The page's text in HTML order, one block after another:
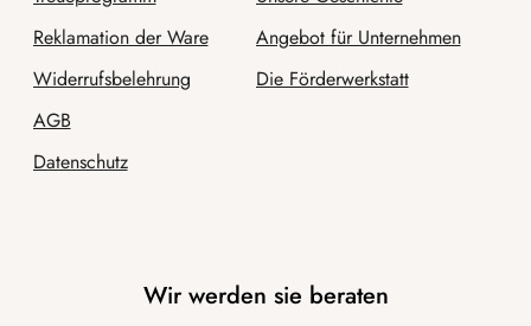
Reklamation der Ware
Widerrufsbelehrung
AGB
Datenschutz
Angebot für Unternehmen
Die Förderwerkstatt
Wir werden sie beraten